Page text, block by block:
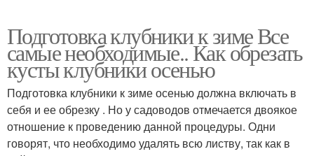
Подготовка клубники к зиме Все
самые необходимые.. Как обрезать
кусты клубники осенью
Подготовка клубники к зиме осенью должна включать в
себя и ее обрезку . Но у садоводов отмечается двоякое
отношение к проведению данной процедуры. Одни
говорят, что необходимо удалять всю листву, так как в